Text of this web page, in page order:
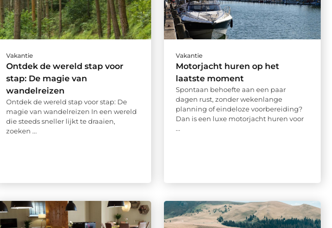
Vakantie
Ontdek de wereld stap voor
stap: De magie van
wandelreizen
Ontdek de wereld stap voor stap: De
magie van wandelreizen In een wereld
die steeds sneller lijkt te draaien,
zoeken ...
Vakantie
Motorjacht huren op het
laatste moment
Spontaan behoefte aan een paar
dagen rust, zonder wekenlange
planning of eindeloze voorbereiding?
Dan is een luxe motorjacht huren voor
...